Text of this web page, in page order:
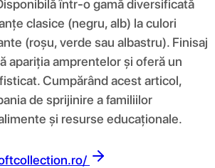
într-o gamă diversificată
clasice (negru, alb) la culori
(roșu, verde sau albastru). Finisaj
apariția amprentelor și oferă un
Cumpărând acest articol,
de sprijinire a familiilor
și resurse educaționale.